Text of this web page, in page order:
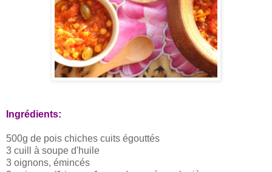
Ingrédients:
500g de pois chiches cuits égouttés
3 cuill à soupe d'huile
3 oignons, émincés